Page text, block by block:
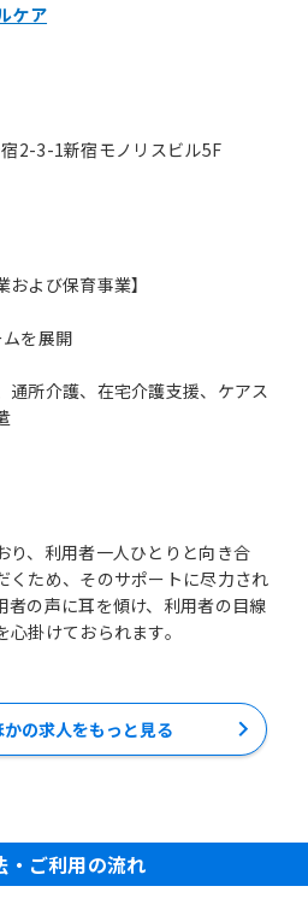
ケア
2-3-1新宿モノリスビル5F
および保育事業】
を展開
通所介護、在宅介護支援、ケアス
り、利用者一人ひとりと向き合
くため、そのサポートに尽力され
者の声に耳を傾け、利用者の目線
掛けておられます。
の求人をもっと見る
・ご利用の流れ